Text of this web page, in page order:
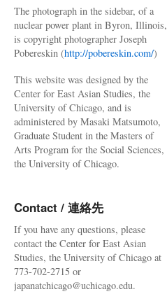
The photograph in the sidebar, of a
nuclear power plant in Byron, Illinois,
is copyright photographer Joseph
Pobereskin (http://pobereskin.com/)
This website was designed by the
Center for East Asian Studies, the
University of Chicago, and is
administered by Masaki Matsumoto,
Graduate Student in the Masters of
Arts Program for the Social Sciences,
the University of Chicago.
Contact / 連絡先
If you have any questions, please
contact the Center for East Asian
Studies, the University of Chicago at
773-702-2715 or
japanatchicago@uchicago.edu.